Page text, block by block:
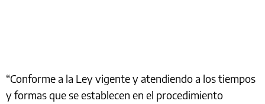
“Conforme a la Ley vigente y atendiendo a los tiempos
y formas que se establecen en el procedimiento